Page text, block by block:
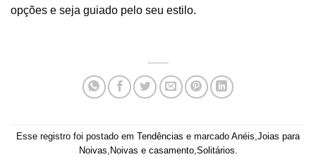
opções e seja guiado pelo seu estilo.
Esse registro foi postado em Tendências e marcado Anéis,Joias para
Noivas, Noivas e casamento,Solitários.